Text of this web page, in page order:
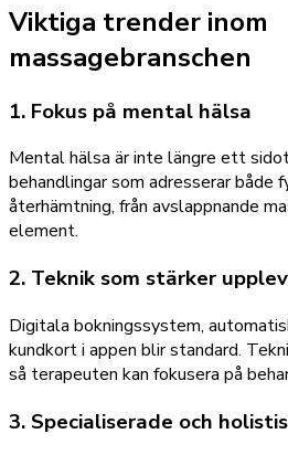
Viktiga trender inom
massagebranschen
1. Fokus på mental hälsa
Mental hälsa är inte längre ett
behandlingar som adresserar både
återhämtning, från avslappnande
element.
2. Teknik som stärker
Digitala bokningssystem,
kundkort i appen blir standard.
så terapeuten kan fokusera på
3. Specialiserade och